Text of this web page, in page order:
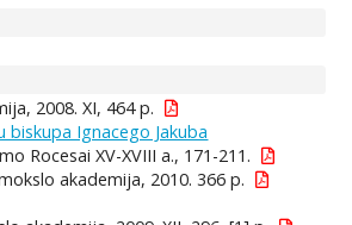
2008. XI, 464 p.
Ignacego Jakuba
Rocesai XV-XVIII a., 171-211.
akademija, 2010. 366 p.